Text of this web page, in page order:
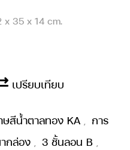
35 x 14 cm.
เปรียบเทียบ
ษสีน้ำตาลทอง KA , การ
กล่อง , 3 ชั้นลอน B ,